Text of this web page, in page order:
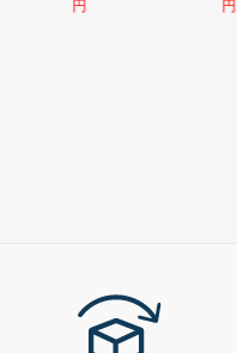
円 円